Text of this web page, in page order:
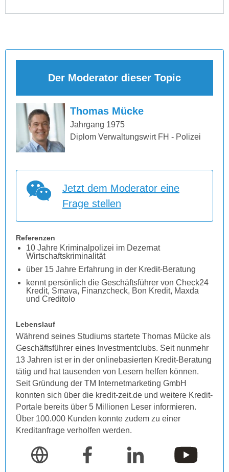
Der Moderator dieser Topic
Thomas Mücke
Jahrgang 1975
Diplom Verwaltungswirt FH - Polizei
Jetzt dem Moderator eine
Frage stellen
Referenzen
10 Jahre Kriminalpolizei im Dezernat
Wirtschaftskriminalität
über 15 Jahre Erfahrung in der Kredit-Beratung
kennt persönlich die Geschäftsführer von Check24
Kredit, Smava, Finanzcheck, Bon Kredit, Maxda
und Creditolo
Lebenslauf
Während seines Studiums startete Thomas Mücke als
Geschäftsführer eines Investmentclubs. Seit nunmehr
13 Jahren ist er in der onlinebasierten Kredit-Beratung
tätig und hat tausenden von Lesern helfen können.
Seit Gründung der TM Internetmarketing GmbH
konnten sich über die kredit-zeit.de und weitere Kredit-
Portale bereits über 5 Millionen Leser informieren.
Über 100.000 Kunden konnte zudem zu einer
Kreditanfrage verholfen werden.